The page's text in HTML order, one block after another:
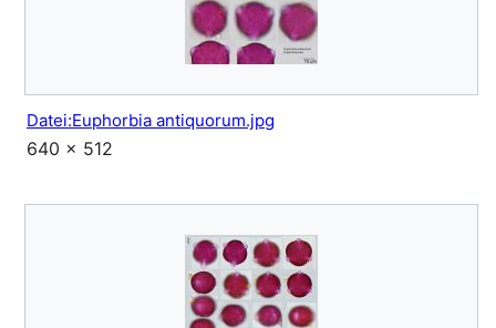
Datei:Euphorbia antiquorum.jpg
640 × 512